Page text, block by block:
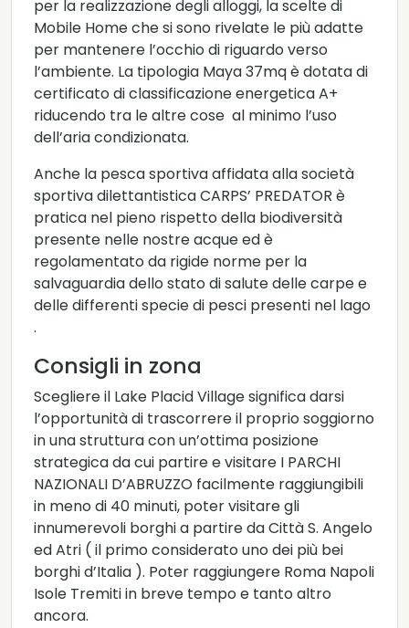
per la realizzazione degli alloggi, la scelte di
Mobile Home che si sono rivelate le più adatte
per mantenere l’occhio di riguardo verso
l’ambiente. La tipologia Maya 37mq è dotata di
certificato di classificazione energetica A+
riducendo tra le altre cose al minimo l’uso
dell’aria condizionata.
Anche la pesca sportiva affidata alla società
sportiva dilettantistica CARPS’ PREDATOR è
pratica nel pieno rispetto della biodiversità
presente nelle nostre acque ed è
regolamentato da rigide norme per la
salvaguardia dello stato di salute delle carpe e
delle differenti specie di pesci presenti nel lago
.
Consigli in zona
Scegliere il Lake Placid Village significa darsi
l’opportunità di trascorrere il proprio soggiorno
in una struttura con un’ottima posizione
strategica da cui partire e visitare I PARCHI
NAZIONALI D’ABRUZZO facilmente raggiungibili
in meno di 40 minuti, poter visitare gli
innumerevoli borghi a partire da Città S. Angelo
ed Atri ( il primo considerato uno dei più bei
borghi d’Italia ). Poter raggiungere Roma Napoli
Isole Tremiti in breve tempo e tanto altro
ancora.